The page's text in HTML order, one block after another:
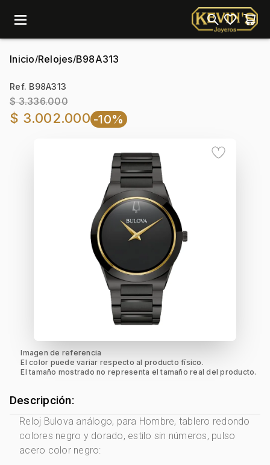
menu
Inicio/Relojes/B98A313
Ref. B98A313
$ 3.336.000
$ 3.002.000 -10%
Imagen de referencia
El color puede variar respecto al producto físico.
El tamaño mostrado no representa el tamaño real del producto.
Descripción:
Reloj Bulova análogo, para Hombre, tablero redondo
colores negro y dorado, estilo sin números, pulso
acero color negro: